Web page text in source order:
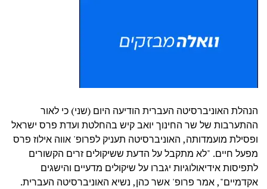
הנהלת האוניברסיטה העברית הודיעה היום (שני) כי לאור
ההתערבות של שר החינוך יואב קיש בהחלטת ועדת פרס ישראל
ופסילת מועמדותה, האוניברסיטה תעניק לפרופ' אווה אילוז פרס
מפעל חיים. "לא מתקבל על הדעת ששיקולים זרים הקשורים
לתפיסות אידיאולוגיות יגברו על שיקולים מדעיים והישגים
אקדמיים", אמר פרופ' אשר כהן, נשיא האוניברסיטה העברית.